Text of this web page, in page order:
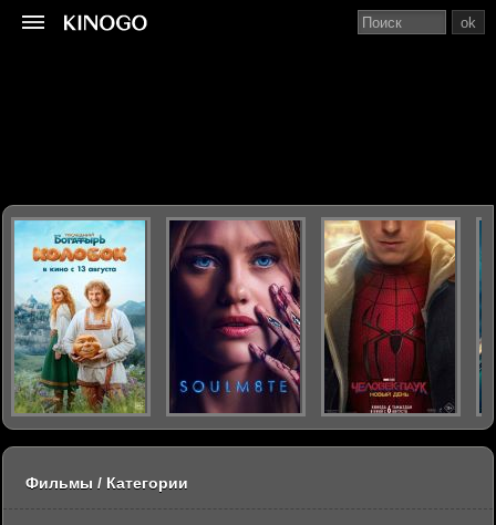
ok
Фильмы / Категории